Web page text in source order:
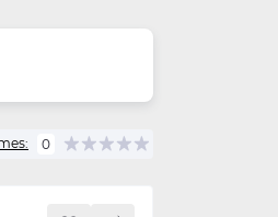
0